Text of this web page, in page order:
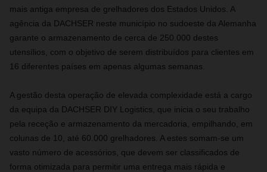
mais antiga empresa de grelhadores dos Estados Unidos. A
agência da DACHSER neste município no sudoeste da Alemanha
garante o armazenamento de cerca de 250.000 destes
utensílios, com o objetivo de serem distribuídos para clientes em
16 diferentes países em apenas algumas semanas.
A gestão desta operação de elevada complexidade está a cargo
da equipa da DACHSER DIY Logistics, que inicia o seu trabalho
pela receção e armazenamento da mercadoria, empilhando, em
colunas de 10, até 60.000 grelhadores. A estes somam-se um
vasto número de acessórios, que devem ser classificados de
forma otimizada para permitir uma entrega mais rápida e